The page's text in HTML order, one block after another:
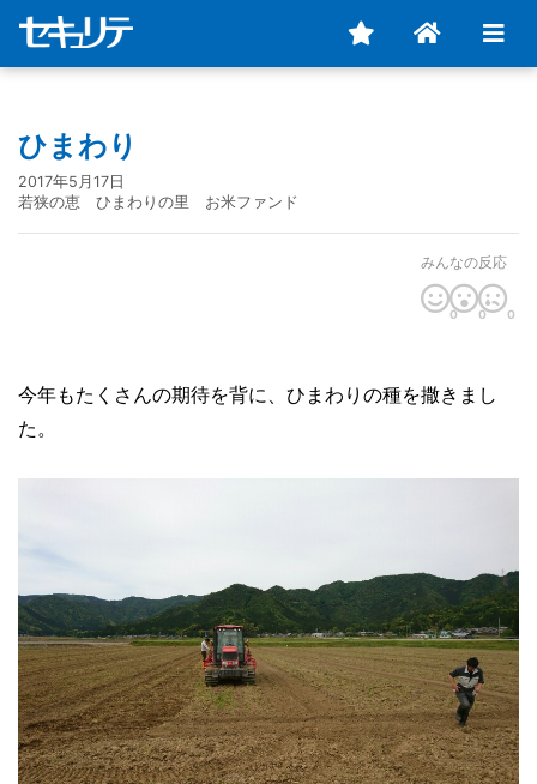
ひまわり
2017年5月17日
若狭の恵 ひまわりの里 お米ファンド
みんなの反応
0 0 0
今年もたくさんの期待を背に、ひまわりの種を撒きまし
た。